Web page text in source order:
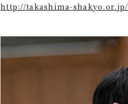
http://takashima-shakyo.or.jp/